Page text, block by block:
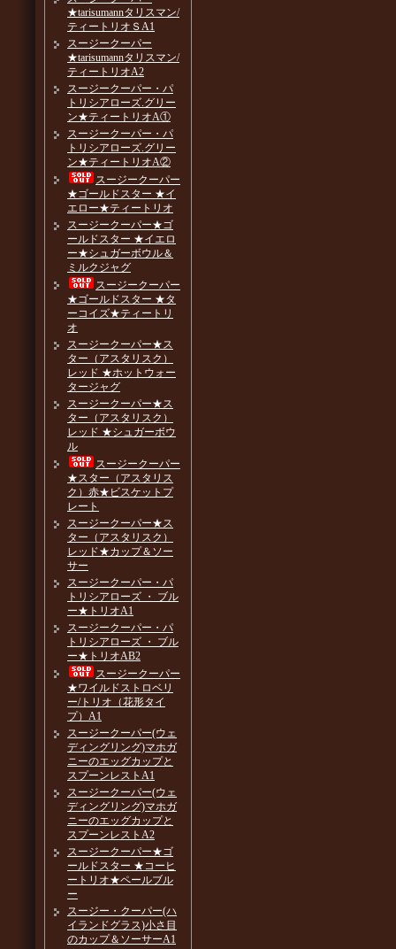
★tarisumannタリスマン/
ティートリオＳA1
スージークーパー
★tarisumannタリスマン/
ティートリオA2
スージークーパー・パ
トリシアローズ.グリー
ン★ティートリオA①
スージークーパー・パ
トリシアローズ.グリー
ン★ティートリオA②
スージークーパー
★ゴールドスター ★イ
エロー★ティートリオ
スージークーパー★ゴ
ールドスター ★イエロ
ー★シュガーボウル＆
ミルクジャグ
スージークーパー
★ゴールドスター ★タ
ーコイズ★ティートリ
オ
スージークーパー★ス
ター（アスタリスク）
レッド ★ホットウォー
タージャグ
スージークーパー★ス
ター（アスタリスク）
レッド ★シュガーボウ
ル
スージークーパー
★スター（アスタリス
ク）赤★ビスケットプ
レート
スージークーパー★ス
ター（アスタリスク）
レッド★カップ＆ソー
サー
スージークーパー・パ
トリシアローズ ・ ブル
ー★トリオA1
スージークーパー・パ
トリシアローズ ・ ブル
ー★トリオAB2
スージークーパー
★ワイルドストロベリ
ー/トリオ（花形タイ
プ）A1
スージークーパー(ウェ
ディングリング)マホガ
ニーのエッグカップと
スプーンレストA1
スージークーパー(ウェ
ディングリング)マホガ
ニーのエッグカップと
スプーンレストA2
スージークーパー★ゴ
ールドスター ★コーヒ
ートリオ★ペールブル
ー
スージー・クーパー(ハ
イランドグラス)小さ目
のカップ＆ソーサーA1